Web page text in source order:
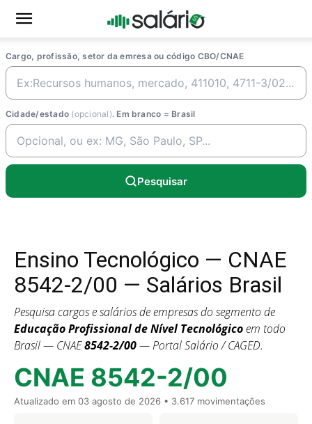
Cargo, profissão, setor da emresa ou código CBO/CNAE
Cidade/estado (opcional). Em branco = Brasil
Pesquisar
Ensino Tecnológico — CNAE
8542-2/00 — Salários Brasil
Pesquisa cargos e salários de empresas do segmento de
Educação Profissional de Nível Tecnológicoem todo
Brasil — CNAE8542-2/00— Portal Salário / CAGED.
CNAE 8542-2/00
Atualizado em 03 agosto de 2026 • 3.617 movimentações